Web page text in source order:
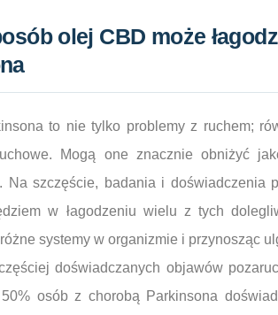
olej CBD może
to nie tylko problemy z ruchem;
Mogą one znacznie obniżyć
Na szczęście, badania i
w łagodzeniu wielu z tych
systemy w organizmie i przynosząc
doświadczanych objawów
osób z chorobą Parkinsona